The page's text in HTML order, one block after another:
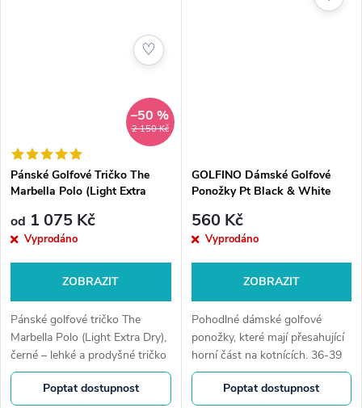
2 150 Kč
–50 %
Pánské Golfové Tričko The
Marbella Polo (Light Extra
od 1 075 Kč
Vyprodáno
ZOBRAZIT
Pánské golfové tričko The
Marbella Polo (Light Extra Dry),
černé – lehké a prodyšné tričko
s rychleschnoucím materiálem
pro maximální komfort na
Poptat dostupnost
♡
GOLFINO Dámské Golfové
Ponožky Pt Black & White
560 Kč
Vyprodáno
ZOBRAZIT
Pohodlné dámské golfové
ponožky, které mají přesahující
horní část na kotnících. 36-39
Poptat dostupnost